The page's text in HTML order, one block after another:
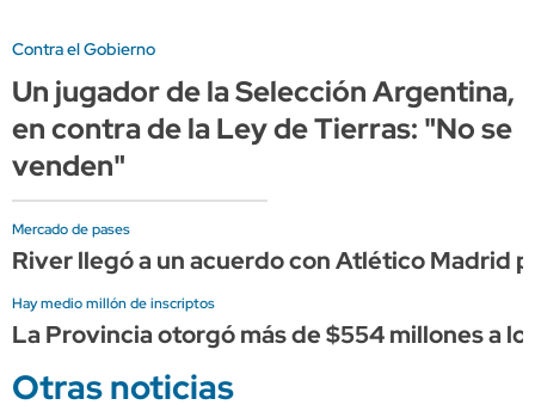
Contra el Gobierno
Un jugador de la Selección Argentina,
en contra de la Ley de Tierras: "No se
venden"
Mercado de pases
River llegó a un acuerdo con Atlético Madrid
Hay medio millón de inscriptos
La Provincia otorgó más de $554 millones a
Otras noticias